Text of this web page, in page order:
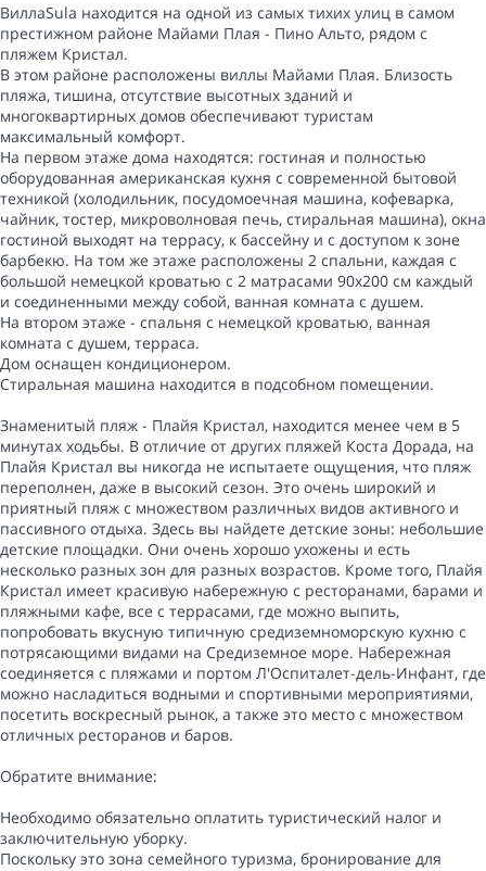
ВиллаSula находится на одной из самых тихих улиц в самом
престижном районе Майами Плая - Пино Альто, рядом с
пляжем Кристал.
В этом районе расположены виллы Майами Плая. Близость
пляжа, тишина, отсутствие высотных зданий и
многоквартирных домов обеспечивают туристам
максимальный комфорт.
На первом этаже дома находятся: гостиная и полностью
оборудованная американская кухня с современной бытовой
техникой (холодильник, посудомоечная машина, кофеварка,
чайник, тостер, микроволновая печь, стиральная машина), окна
гостиной выходят на террасу, к бассейну и с доступом к зоне
барбекю. На том же этаже расположены 2 спальни, каждая с
большой немецкой кроватью с 2 матрасами 90x200 см каждый
и соединенными между собой, ванная комната с душем.
На втором этаже - спальня с немецкой кроватью, ванная
комната с душем, терраса.
Дом оснащен кондиционером.
Стиральная машина находится в подсобном помещении.
Знаменитый пляж - Плайя Кристал, находится менее чем в 5
минутах ходьбы. В отличие от других пляжей Коста Дорада, на
Плайя Кристал вы никогда не испытаете ощущения, что пляж
переполнен, даже в высокий сезон. Это очень широкий и
приятный пляж с множеством различных видов активного и
пассивного отдыха. Здесь вы найдете детские зоны: небольшие
детские площадки. Они очень хорошо ухожены и есть
несколько разных зон для разных возрастов. Кроме того, Плайя
Кристал имеет красивую набережную с ресторанами, барами и
пляжными кафе, все с террасами, где можно выпить,
попробовать вкусную типичную средиземноморскую кухню с
потрясающими видами на Средиземное море. Набережная
соединяется с пляжами и портом Л'Оспиталет-дель-Инфант, где
можно насладиться водными и спортивными мероприятиями,
посетить воскресный рынок, а также это место с множеством
отличных ресторанов и баров.
Обратите внимание:
Необходимо обязательно оплатить туристический налог и
заключительную уборку.
Поскольку это зона семейного туризма, бронирование для